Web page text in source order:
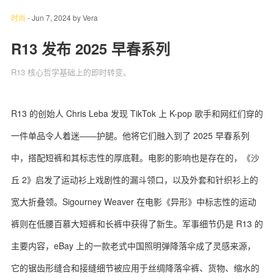
时尚 -Jun 7, 2024byVera
R13 发布 2025 早春系列
R13 核心哲学基础上的即时转变。
R13 的创始人 Chris Leba 发现 TikTok 上 K-pop 歌手和网红们穿的
一件单品令人着迷——护腿。他将它们融入到了 2025 早春系列
中，搭配短裤和其标志性的厚底鞋。电影的影响也是存在的，《沙
丘 2》启发了运动衫上戏剧性的漏斗领口，以及外套和针织衫上的
宽大折叠领。Sigourney Weaver 在电影《异形》中标志性的运动
裤则在低腰百慕大短裤和长裤中获得了新生。军事细节仍是 R13 的
主要内容，eBay 上的一款老式中国照明弹降落伞成了灵感来源，
它的锯齿形缝合和接缝细节被应用于丝绸降落伞裤、货物、缩水的